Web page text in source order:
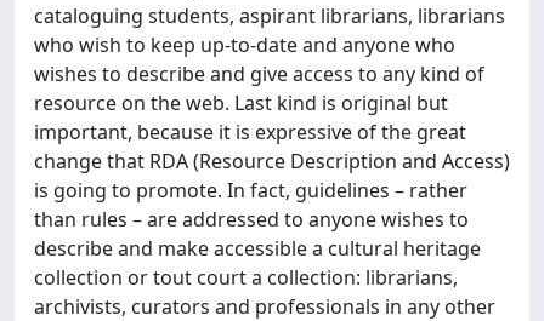
cataloguing students, aspirant librarians, librarians
who wish to keep up-to-date and anyone who
wishes to describe and give access to any kind of
resource on the web. Last kind is original but
important, because it is expressive of the great
change that RDA (Resource Description and Access)
is going to promote. In fact, guidelines – rather
than rules – are addressed to anyone wishes to
describe and make accessible a cultural heritage
collection or tout court a collection: librarians,
archivists, curators and professionals in any other